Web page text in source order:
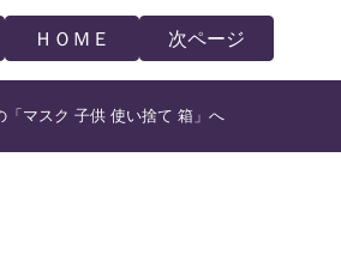
ＨＯＭＥ 次ページ
「マスク 子供 使い捨て 箱」へ